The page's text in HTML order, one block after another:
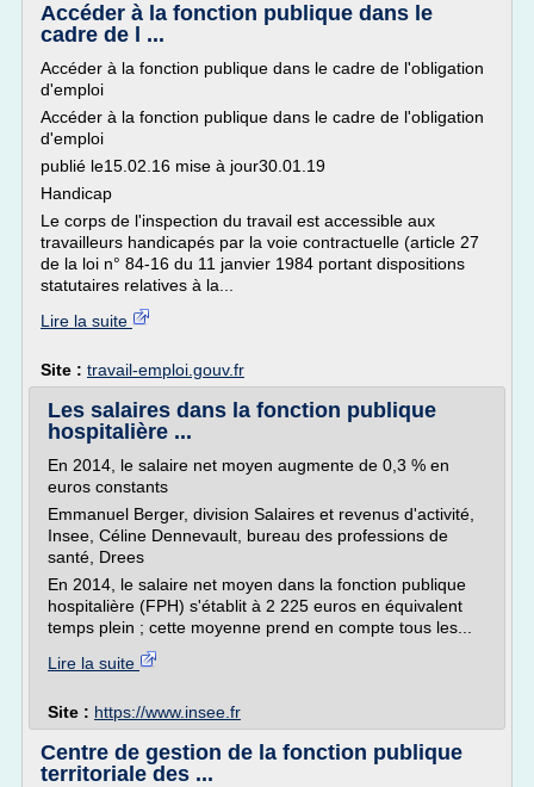
Accéder à la fonction publique dans le
cadre de l ...
Accéder à la fonction publique dans le cadre de l'obligation
d'emploi
Accéder à la fonction publique dans le cadre de l'obligation
d'emploi
publié le15.02.16 mise à jour30.01.19
Handicap
Le corps de l'inspection du travail est accessible aux
travailleurs handicapés par la voie contractuelle (article 27
de la loi n° 84-16 du 11 janvier 1984 portant dispositions
statutaires relatives à la...
Lire la suite
Site : travail-emploi.gouv.fr
Les salaires dans la fonction publique
hospitalière ...
En 2014, le salaire net moyen augmente de 0,3 % en
euros constants
Emmanuel Berger, division Salaires et revenus d'activité,
Insee, Céline Dennevault, bureau des professions de
santé, Drees
En 2014, le salaire net moyen dans la fonction publique
hospitalière (FPH) s'établit à 2 225 euros en équivalent
temps plein ; cette moyenne prend en compte tous les...
Lire la suite
Site : https://www.insee.fr
Centre de gestion de la fonction publique
territoriale des ...